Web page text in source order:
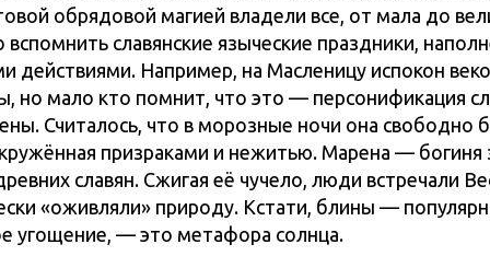
обрядовой магией владели все, от мала до
славянские языческие праздники,
действиями. Например, на Масленицу испокон
но мало кто помнит, что это — персонификация
Считалось, что в морозные ночи она свободно
призраками и нежитью. Марена — богиня
славян. Сжигая её чучело, люди встречали
«оживляли» природу. Кстати, блины —
угощение, — это метафора солнца.